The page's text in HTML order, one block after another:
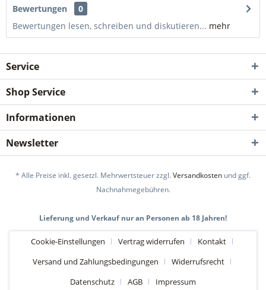
Bewertungen
0
Bewertungen lesen, schreiben und diskutieren... mehr
Service
Shop Service
Informationen
Newsletter
* Alle Preise inkl. gesetzl. Mehrwertsteuer zzgl.Versandkosten und ggf.
Nachnahmegebühren.
Lieferung und Verkauf nur an Personen ab 18 Jahren!
Cookie-Einstellungen Vertrag widerrufen
Kontakt
Versand und Zahlungsbedingungen
Widerrufsrecht
Datenschutz
AGB Impressum